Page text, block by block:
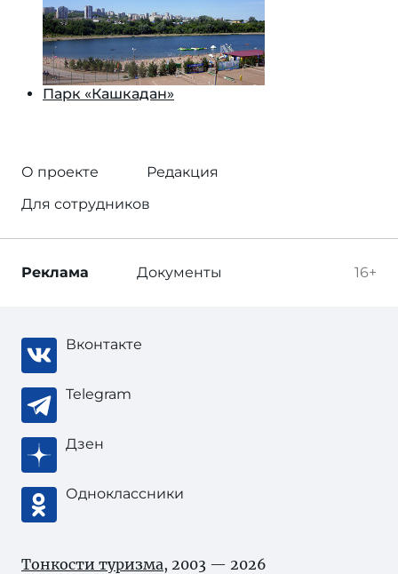
Парк «Кашкадан»
О проекте
Редакция
Для сотрудников
16+
Реклама Документы
Вконтакте
Telegram
Дзен
Одноклассники
Тонкости туризма, 2003 — 2026